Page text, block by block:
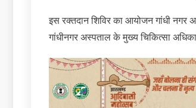
इस रक्तदान शिविर का आयोजन गांधी नगर
गांधीनगर अस्‍पताल के मुख्य चिकित्सा